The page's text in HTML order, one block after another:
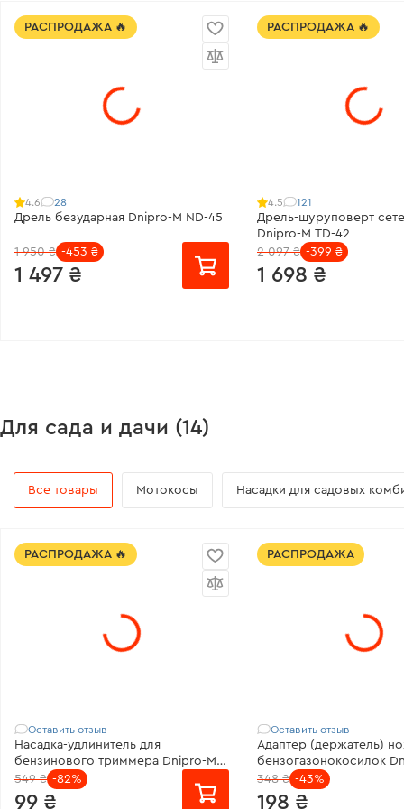
Все характеристики
РАСПРОДАЖА 🔥
4.6 28
Дрель безударная Dnipro-M ND-45
1 950 ₴ -453 ₴
1 497 ₴
Питание: Сеть
Количество оборотов холостого
хода:3200 об/мин
РАСПРОДАЖА 🔥
4.5 121
Дрель-шуруповерт
Dnipro-M TD-42
2 097 ₴ -399 ₴
1 698 ₴
Диаметр сверления:
мм
Все характеристики
Для сада и дачи (14)
Все товары Мотокосы Насадки для садовых
РАСПРОДАЖА 🔥
Оставить отзыв
Насадка-удлинитель для
бензинового триммера Dnipro-M
для мотокосы 33М
549 ₴ -82%
99 ₴
РАСПРОДАЖА
Оставить отзыв
Адаптер (держатель)
бензогазонокосилок
46 и Foresta GM-
348 ₴ -43%
198 ₴